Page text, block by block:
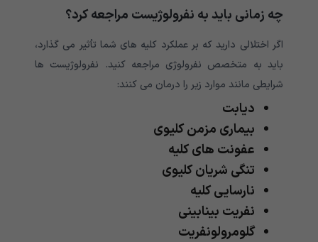
چه زمانی باید به نفرولوژیست مراجعه کرد؟
اگر اختلالی دارید که بر عملکرد کلیه های شما تأثیر می گذارد،
باید به متخصص نفرولوژی مراجعه کنید. نفرولوژیست ها
شرایطی مانند موارد زیر را درمان می کنند:
دیابت
بیماری مزمن کلیوی
عفونت های کلیه
تنگی شریان کلیوی
نارسایی کلیه
نفریت بینابینی
گلومرولونفریت